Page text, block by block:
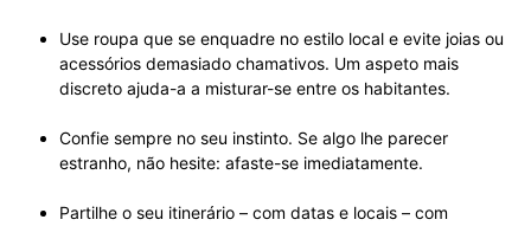
Use roupa que se enquadre no estilo local e evite joias ou
acessórios demasiado chamativos. Um aspeto mais
discreto ajuda-a a misturar-se entre os habitantes.
Confie sempre no seu instinto. Se algo lhe parecer
estranho, não hesite: afaste-se imediatamente.
Partilhe o seu itinerário – com datas e locais – com